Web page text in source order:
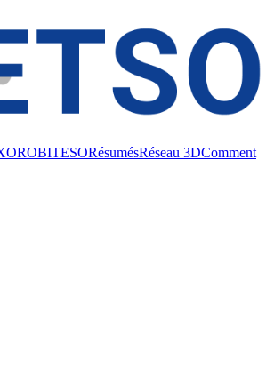
BITESORésumésRéseau 3DComment